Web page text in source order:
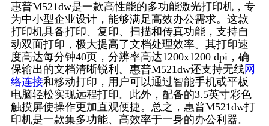
惠普M521dw是一款高性能的多功能激光打印机，专
为中小型企业设计，能够满足高效办公需求。这款
打印机具备打印、复印、扫描和传真功能，支持自
动双面打印，极大提高了文档处理效率。其打印速
度高达每分钟40页，分辨率高达1200x1200 dpi，确
保输出的文档清晰锐利。惠普M521dw还支持无线网
络连接和移动打印，用户可以通过智能手机或平板
电脑轻松实现远程打印。此外，配备的3.5英寸彩色
触摸屏使操作更加直观便捷。总之，惠普M521dw打
印机是一款集多功能、高效率于一身的办公利器。